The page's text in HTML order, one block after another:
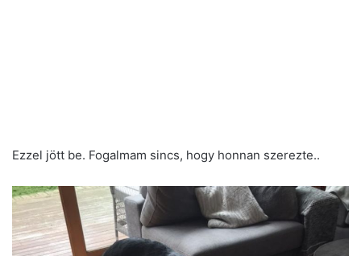
Ezzel jött be. Fogalmam sincs, hogy honnan szerezte..